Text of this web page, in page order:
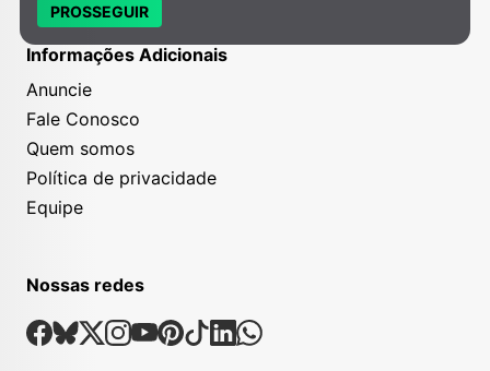
Informações Adicionais
Anuncie
Fale Conosco
Quem somos
Política de privacidade
Equipe
Nossas redes
Nossas Redes Sociais
Facebook
Bsky
X Instagram
Youtube
Pinterest
TiktokLinkedin
Whatsapp
PROSSEGUIR